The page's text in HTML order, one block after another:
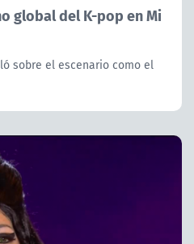
global del K-pop en Mi
sobre el escenario como el